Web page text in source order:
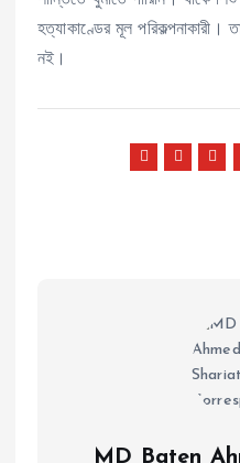
হত্যাকাণ্ডের মূল পরিকল্পনাকারী।
নই।
MD Baten